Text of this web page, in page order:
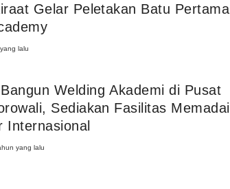
Gelar Peletakan Batu Pertama
lalu
Welding Akademi di Pusat
Sediakan Fasilitas Memadai
Internasional
yang lalu